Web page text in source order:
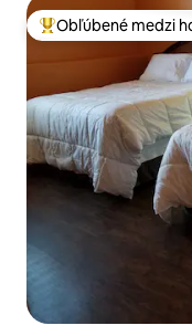
Najobľúbenejšie
Obľúbené medzi